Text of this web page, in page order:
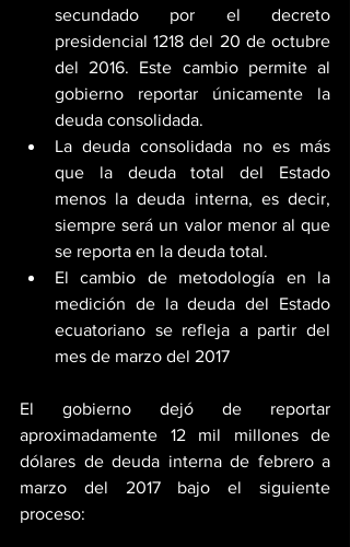
secundado por el decreto
presidencial 1218 del 20 de octubre
del 2016. Este cambio permite al
gobierno reportar únicamente la
deuda consolidada.
La deuda consolidada no es más
que la deuda total del Estado
menos la deuda interna, es decir,
siempre será un valor menor al que
se reporta en la deuda total.
El cambio de metodología en la
medición de la deuda del Estado
ecuatoriano se refleja a partir del
mes de marzo del 2017
El gobierno dejó de reportar
aproximadamente 12 mil millones de
dólares de deuda interna de febrero a
marzo del 2017 bajo el siguiente
proceso: